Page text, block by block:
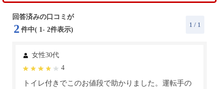
回答済みの口コミが
2 件中( 1- 2件表示)
1 / 1
女性30代
4
トイレ付きでこのお値段で助かりました。運転手の